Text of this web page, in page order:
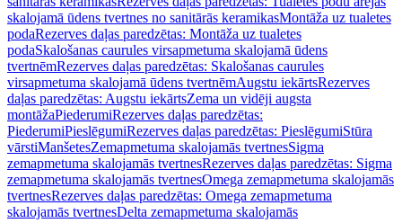
skalojamā ūdens tvertnes no sanitārās keramikasMontāža uz tualetes
podaRezerves daļas paredzētas: Montāža uz tualetes
podaSkalošanas caurules virsapmetuma skalojamā ūdens
tvertnēmRezerves daļas paredzētas: Skalošanas caurules
virsapmetuma skalojamā ūdens tvertnēmAugstu iekārtsRezerves
daļas paredzētas: Augstu iekārtsZema un vidēji augsta
montāžaPiederumiRezerves daļas paredzētas:
PiederumiPieslēgumiRezerves daļas paredzētas: PieslēgumiStūra
vārstiManšetesZemapmetuma skalojamās tvertnesSigma
zemapmetuma skalojamās tvertnesRezerves daļas paredzētas: Sigma
zemapmetuma skalojamās tvertnesOmega zemapmetuma skalojamās
tvertnesRezerves daļas paredzētas: Omega zemapmetuma
skalojamās tvertnesDelta zemapmetuma skalojamās